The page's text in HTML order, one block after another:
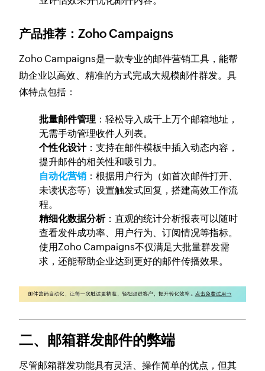
产品推荐：Zoho Campaigns
Zoho Campaigns是一款专业的邮件营销工具，能帮
助企业以高效、精准的方式完成大规模邮件群发。具
体特点包括：
批量邮件管理 ：轻松导入成千上万个邮箱地址，
无需手动管理收件人列表。
个性化设计：支持在邮件模板中插入动态内容，
提升邮件的相关性和吸引力。
自动化营销 ：根据用户行为（如首次邮件打开、
未读状态等）设置触发式回复，搭建高效工作流
程。
精细化数据分析：直观的统计分析报表可以随时
查看发件成功率、用户行为、订阅情况等指标。
使用Zoho Campaigns不仅满足大批量群发需
求，还能帮助企业达到更好的邮件传播效果。
二、邮箱群发邮件的弊端
尽管邮箱群发功能具有灵活、操作简单的优点，但其